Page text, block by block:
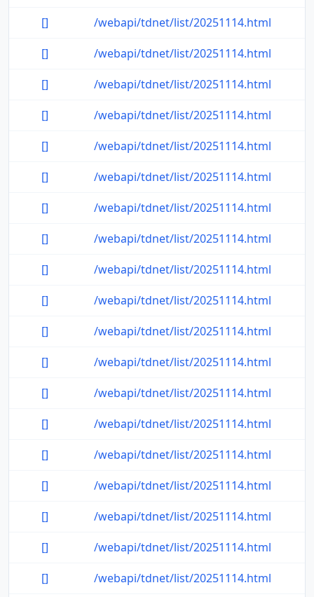
[]
/webapi/tdnet/list/20251114.html
[]
/webapi/tdnet/list/20251114.html
[]
/webapi/tdnet/list/20251114.html
[]
/webapi/tdnet/list/20251114.html
[]
/webapi/tdnet/list/20251114.html
[]
/webapi/tdnet/list/20251114.html
[]
/webapi/tdnet/list/20251114.html
[]
/webapi/tdnet/list/20251114.html
[]
/webapi/tdnet/list/20251114.html
[]
/webapi/tdnet/list/20251114.html
[]
/webapi/tdnet/list/20251114.html
[]
/webapi/tdnet/list/20251114.html
[]
/webapi/tdnet/list/20251114.html
[]
/webapi/tdnet/list/20251114.html
[]
/webapi/tdnet/list/20251114.html
[]
/webapi/tdnet/list/20251114.html
[]
/webapi/tdnet/list/20251114.html
[]
/webapi/tdnet/list/20251114.html
[]
/webapi/tdnet/list/20251114.html